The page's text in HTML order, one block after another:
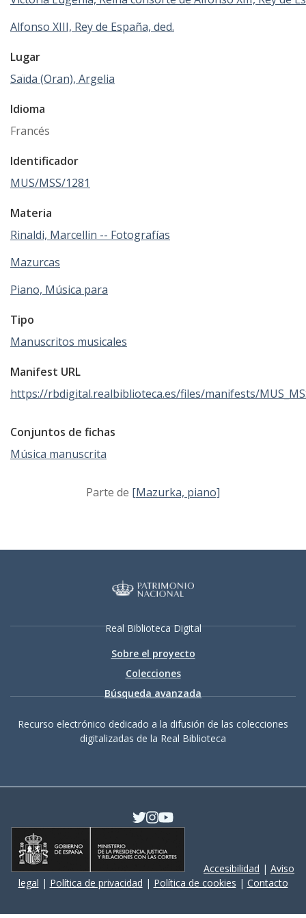
Alfonso XIII, Rey de España, ded.
Lugar
Saïda (Oran), Argelia
Idioma
Francés
Identificador
MUS/MSS/1281
Materia
Rinaldi, Marcellin -- Fotografías
Mazurcas
Piano, Música para
Tipo
Manuscritos musicales
Manifest URL
https://rbdigital.realbiblioteca.es/files/manifests/
Conjuntos de fichas
Música manuscrita
Parte de [Mazurka, piano]
Real Biblioteca Digital
Sobre el proyecto
Colecciones
Búsqueda avanzada
Recurso electrónico dedicado a la difusión de las colecciones
digitalizadas de la Real Biblioteca
Accesibilidad | Aviso
legal | Política de privacidad | Política de cookies | Contacto